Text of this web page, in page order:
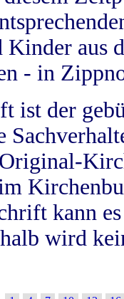
Kinder aus
- in
ist der
kann
wird